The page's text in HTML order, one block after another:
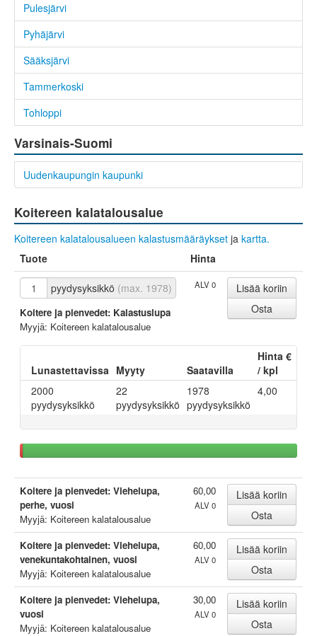
Pulesjärvi
Pyhäjärvi
Sääksjärvi
Tammerkoski
Tohloppi
Varsinais-Suomi
Uudenkaupungin kaupunki
Koitereen kalatalousalue
Koitereen kalatalousalueen kalastusmääräykset ja kartta.
Tuote
Hinta
pyydysyksikkö (max. 1978)
Koitere ja pienvedet: Kalastuslupa
Myyjä: Koitereen kalatalousalue
ALV 0
Lunastettavissa Myyty Saatavilla
Hinta €
/ kpl
2000
pyydysyksikkö
22
pyydysyksikkö
1978
pyydysyksikkö
4,00
Koitere ja pienvedet: Viehelupa,
perhe, vuosi
Myyjä: Koitereen kalatalousalue
60,00
ALV 0
Koitere ja pienvedet: Viehelupa,
venekuntakohtainen, vuosi
Myyjä: Koitereen kalatalousalue
60,00
ALV 0
Koitere ja pienvedet: Viehelupa,
vuosi
Myyjä: Koitereen kalatalousalue
30,00
ALV 0